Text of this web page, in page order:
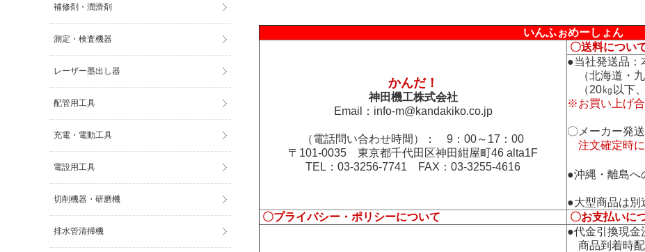
いんふぉめーしょん
かんだ！
神田機工株式会社
Email： info-m@kandakiko.co.jp
（電話問い合わせ時間）： 9：00～17：00
〒101-0035 東京都千代田区神田紺屋町46 alta1F
TEL：03-3256-7741 FAX：03-3255-4616
〇送料につい
●当社発送品：
（北海道・九
（20㎏以下、
※お買い上げ
〇メーカー発送
注文確定時
●沖縄・離島へ
●大型商品は別
〇プライバシー・ポリシーについて
〇お支払いに
●代金引換現金
商品到着時配
補修剤・潤滑剤
測定・検査機器
レーザー墨出し器
配管用工具
充電・電動工具
電設用工具
切削機器・研磨機
排水管清掃機